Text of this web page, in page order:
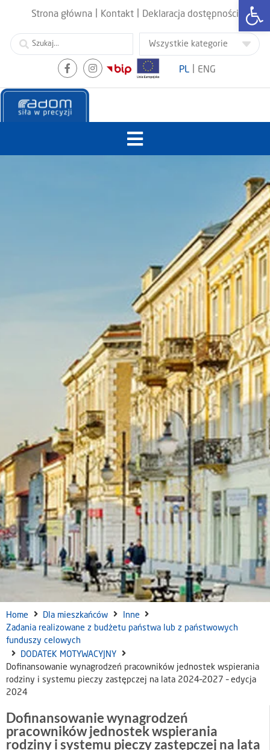
Strona główna Kontakt Deklaracja dostępności
PL ENG
Home Dla mieszkańców
Inne
Zadania realizowane z budżetu państwa lub z państwowych
funduszy celowych
DODATEK MOTYWACYJNY
Dofinansowanie wynagrodzeń pracowników jednostek wspierania
rodziny i systemu pieczy zastępczej na lata 2024–2027 – edycja
2024
Dofinansowanie wynagrodzeń
pracowników jednostek wspierania
rodziny i systemu pieczy zastępczej na lata